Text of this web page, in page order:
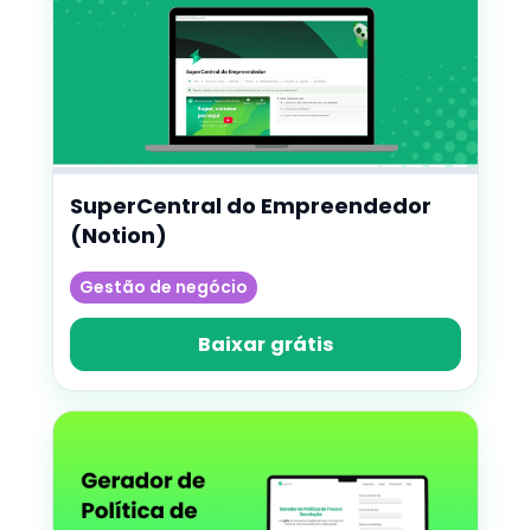
SuperCentral do Empreendedor
(Notion)
Gestão de negócio
Baixar grátis